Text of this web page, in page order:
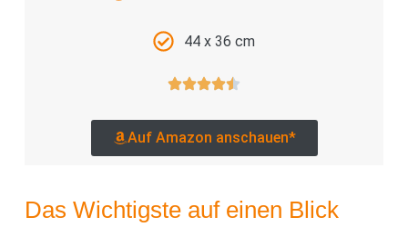
44 x 36 cm
Auf Amazon anschauen*
Das Wichtigste auf einen Blick